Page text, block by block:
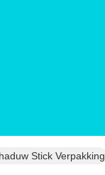
Stick Verpakking